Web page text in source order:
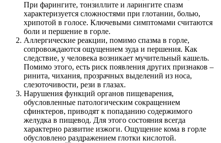
При фарингите, тонзиллите и ларингите спазм
характеризуется сложностями при глотании, болью,
хрипотой в голосе. Ключевыми симптомами считаются
боли и першение в горле.
Аллергические реакции, помимо спазма в горле,
сопровождаются ощущением зуда и першения. Как
следствие, у человека возникает мучительный кашель.
Помимо этого, есть риск появления других признаков –
ринита, чихания, прозрачных выделений из носа,
слезоточивости, рези в глазах.
Нарушения функций органов пищеварения,
обусловленные патологическим сокращением
сфинктеров, приводят к попаданию содержимого
желудка в пищевод. Для этого состояния всегда
характерно развитие изжоги. Ощущение кома в горле
обусловлено раздражением глотки кислотой.